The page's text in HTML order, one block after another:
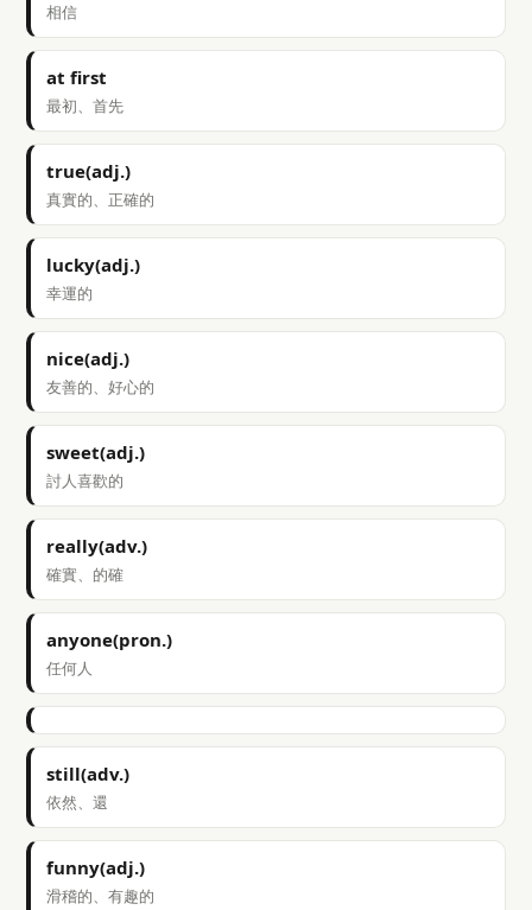
相信
at first
最初、首先
true(adj.)
真實的、正確的
lucky(adj.)
幸運的
nice(adj.)
友善的、好心的
sweet(adj.)
討人喜歡的
really(adv.)
確實、的確
anyone(pron.)
任何人
still(adv.)
依然、還
funny(adj.)
滑稽的、有趣的